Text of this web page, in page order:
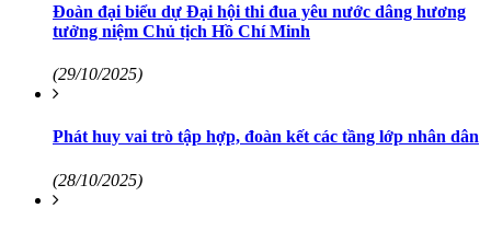
Đoàn đại biểu dự Đại hội thi đua yêu nước dâng hương
tưởng niệm Chủ tịch Hồ Chí Minh
(29/10/2025)
Phát huy vai trò tập hợp, đoàn kết các tầng lớp nhân dân
(28/10/2025)